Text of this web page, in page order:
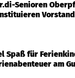
Senioren
Spaß für
am